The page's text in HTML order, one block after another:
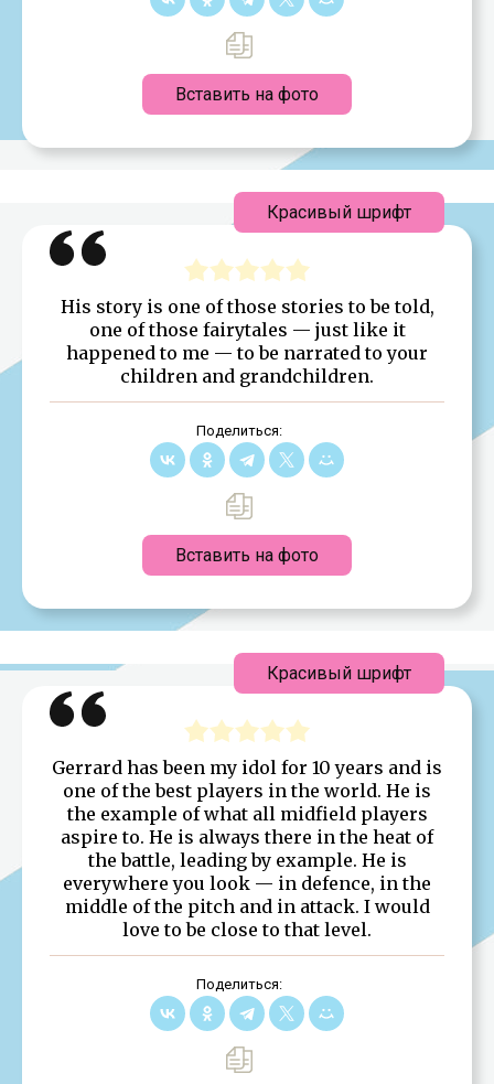
Вставить на фото
His story is one of those stories to be told,
one of those fairytales — just like it
happened to me — to be narrated to your
children and grandchildren.
Поделиться:
Вставить на фото
Красивый шрифт
Gerrard has been my idol for 10 years and is
one of the best players in the world. He is
the example of what all midfield players
aspire to. He is always there in the heat of
the battle, leading by example. He is
everywhere you look — in defence, in the
middle of the pitch and in attack. I would
love to be close to that level.
Поделиться:
Красивый шрифт